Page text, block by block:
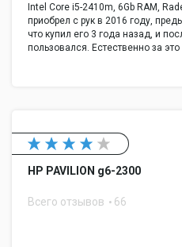
Intel Core i5-2410m, 6Gb RAM,
приобрел с рук в 2016 году,
что купил его 3 года назад, и
пользовался. Естественно за
HP PAVILION g6-2300
Всего отзывов 66